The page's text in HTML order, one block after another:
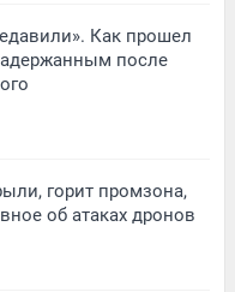
Как прошел
после
горит промзона,
об атаках дронов